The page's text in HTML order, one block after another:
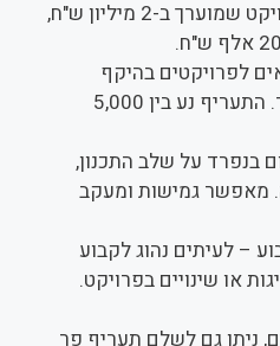
ל-10% מעלות הבניה. בפרויקט שמוערך ב-2 מיליון ש"ח,
לפרויקטים בהיקף
משתנה, עם משך לא מוגדר. התעריף נע בין 5,000
בנפרד על שלב התכנון,
מאפשר גמישות ומעקב
– לעיתים נהוג לקבוע
או שינויים בפרויקט.
ניתן גם לשלם תעריף פר